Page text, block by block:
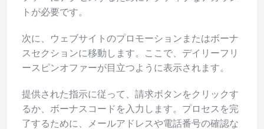
トが必要です。
次に、ウェブサイトのプロモーションまたはボーナ
スセクションに移動します。ここで、デイリーフリ
ースピンオファーが目立つように表示されます。
提供された指示に従って、請求ボタンをクリックす
るか、ボーナスコードを入力します。プロセスを完
了するために、メールアドレスや電話番号の確認な